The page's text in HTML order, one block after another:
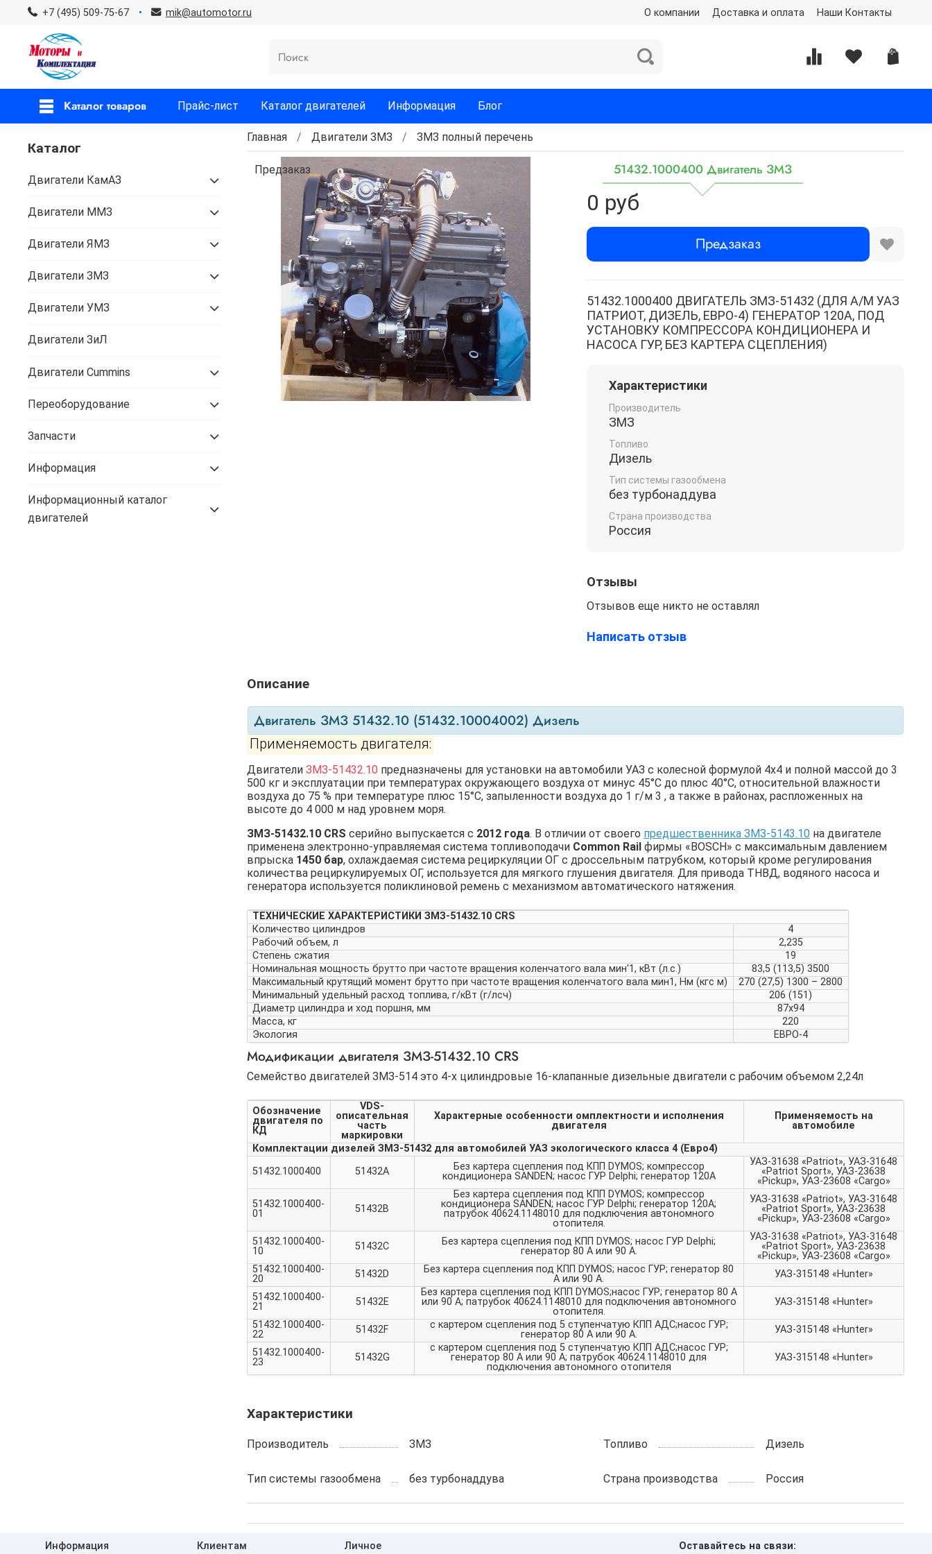
О компании Доставка и оплата Наши Контакты
+7 (495) 509-75-67 mik@automotor.ru
Каталог товаров Прайс-лист Каталог двигателей Информация Блог
Главная Двигатели ЗМЗ ЗМЗ полный перечень
Предзаказ 51432.1000400 Двигатель ЗМЗ
0 руб
Предзаказ
51432.1000400 ДВИГАТЕЛЬ ЗМЗ-51432 (ДЛЯ А/М УАЗ
ПАТРИОТ, ДИЗЕЛЬ, ЕВРО-4) ГЕНЕРАТОР 120А, ПОД
УСТАНОВКУ КОМПРЕССОРА КОНДИЦИОНЕРА И
НАСОСА ГУР, БЕЗ КАРТЕРА СЦЕПЛЕНИЯ)
Характеристики
Производитель
ЗМЗ
Топливо
Дизель
Тип системы газообмена
без турбонаддува
Страна производства
Россия
Отзывы
Отзывов еще никто не оставлял
Написать отзыв
Описание
Двигатель ЗМЗ 51432.10 (51432.10004002) Дизель
Применяемость двигателя:
ДвигателиЗМЗ-51432.10 предназначены для установки на автомобили УАЗ с колесной формулой 4х4 и полной массой до 3
500 кг и эксплуатации при температурах окружающего воздуха от минус 45°С до плюс 40°С, относительной влажности
воздуха до 75 % при температуре плюс 15°С, запыленности воздуха до 1 г/м 3 , а также в районах, распложенных на
высоте до 4 000 м над уровнем моря.
ЗМЗ-51432.10 CRS серийно выпускается с 2012 года. В отличии от своего предшественника ЗМЗ-5143.10на двигателе
применена электронно-управляемая система топливоподачи Common Railфирмы «BOSCH» с максимальным давлением
впрыска 1450 бар, охлаждаемая система рециркуляции ОГ с дроссельным патрубком, который кроме регулирования
количества рециркулируемых ОГ, используется для мягкого глушения двигателя. Для привода ТНВД, водяного насоса и
генератора используется поликлиновой ремень с механизмом автоматического натяжения.
ТЕХНИЧЕСКИЕ ХАРАКТЕРИСТИКИ ЗМЗ-51432.10 CRS
Количество цилиндров
4
Рабочий объем, л
2,235
Степень сжатия
19
Номинальная мощность брутто при частоте вращения коленчатого вала мин'1, кВт (л.с.)
83,5 (113,5) 3500
Максимальный крутящий момент брутто при частоте вращения коленчатого вала мин1, Нм (кгс м)
270 (27,5) 1300 – 2800
Минимальный удельный расход топлива, г/кВт (г/лсч)
206 (151)
Диаметр цилиндра и ход поршня, мм
87x94
Масса, кг
220
Экология
ЕВРО-4
Модификации двигателя ЗМЗ-51432.10 CRS
Семейство двигателей ЗМЗ-514 это 4-х цилиндровые 16-клапанные дизельные двигатели с рабочим объемом 2,24л
Обозначение
двигателя по
КД
VDS-
описательная
часть
маркировки
Характерные особенности омплектности и исполнения
двигателя
Применяемость на
автомобиле
Комплектации дизелей ЗМЗ-51432 для автомобилей УАЗ экологического класса 4 (Евро4)
51432.1000400
51432A
Без картера сцепления под КПП DYMOS; компрессор
кондиционера SANDEN; насос ГУР Delphi; генератор 120А
УАЗ-31638 «Patriot», УАЗ-31648
«Patriot Sport», УАЗ-23638
«Pickup», УАЗ-23608 «Cargo»
51432.1000400-
01
51432B
Без картера сцепления под КПП DYMOS; компрессор
кондиционера SANDEN; насос ГУР Delphi; генератор 120А;
патрубок 40624.1148010 для подключения автономного
отопителя.
УАЗ-31638 «Patriot», УАЗ-31648
«Patriot Sport», УАЗ-23638
«Pickup», УАЗ-23608 «Cargo»
51432.1000400-
10
51432C
Без картера сцепления под КПП DYMOS; насос ГУР Delphi;
генератор 80 А или 90 А.
УАЗ-31638 «Patriot», УАЗ-31648
«Patriot Sport», УАЗ-23638
«Pickup», УАЗ-23608 «Cargo»
51432.1000400-
20
51432D
Без картера сцепления под КПП DYMOS; насос ГУР; генератор 80
А или 90 А.
УАЗ-315148 «Hunter»
51432.1000400-
21
51432E
Без картера сцепления под КПП DYMOS;насос ГУР; генератор 80 А
или 90 А; патрубок 40624.1148010 для подключения автономного
отопителя.
УАЗ-315148 «Hunter»
51432.1000400-
22
51432F
с картером сцепления под 5 ступенчатую КПП АДС;насос ГУР;
генератор 80 А или 90 А.
УАЗ-315148 «Hunter»
51432.1000400-
23
51432G
с картером сцепления под 5 ступенчатую КПП АДС;насос ГУР;
генератор 80 А или 90 А; патрубок 40624.1148010 для
подключения автономного отопителя
УАЗ-315148 «Hunter»
Характеристики
Производитель ЗМЗ Топливо Дизель
Тип системы газообмена без турбонаддува Страна производства Россия
Каталог
Двигатели КамАЗ
Двигатели ММЗ
Двигатели ЯМЗ
Двигатели ЗМЗ
Двигатели УМЗ
Двигатели ЗиЛ
Двигатели Cummins
Переоборудование
Запчасти
Информация
Информационный каталог
двигателей
Информация Клиентам Личное Оставайтесь на связи: